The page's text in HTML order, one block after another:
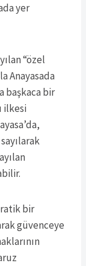
yer
“özel
Anayasada
başkaca bir
ilkesi
bir
güvenceye